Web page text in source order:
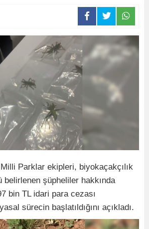
Parklar ekipleri, biyokaçakçılık
şüpheliler hakkında
bin TL idari para cezası
sürecin başlatıldığını açıkladı.